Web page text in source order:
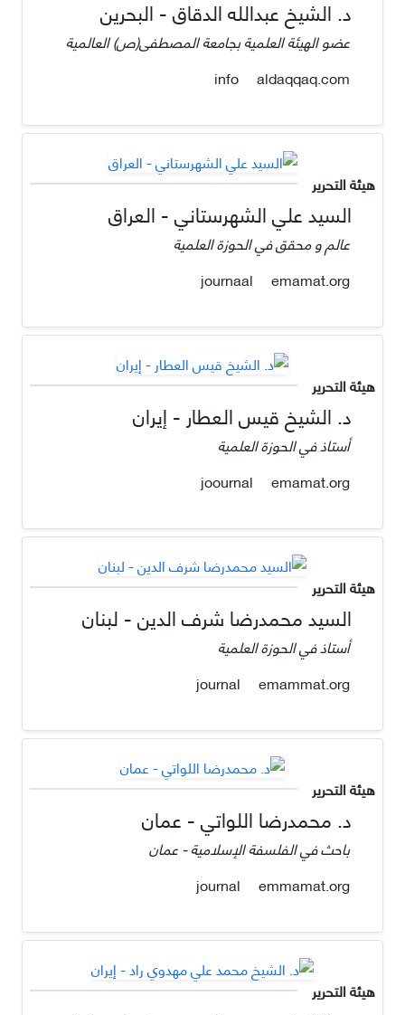
د. الشيخ عبدالله الدقاق - البحرين
عضو الهيئة العلمية بجامعة المصطفى(ص) العالمية
aldaqqaq.com
هيئة التحرير
السيد علي الشهرستاني - العراق
عالم و محقق في الحوزة العلمية
emamat.org
هيئة التحرير
د. الشيخ قيس العطار - إيران
أستاذ في الحوزة العلمية
emamat.org
هيئة التحرير
السيد محمدرضا شرف الدين - لبنان
أستاذ في الحوزة العلمية
emammat.org
هيئة التحرير
د. محمدرضا اللواتي - عمان
باحث في الفلسفة الإسلامية - عمان
emmamat.org
هيئة التحرير